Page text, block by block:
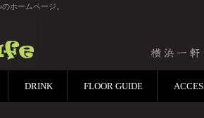
ホームページ。
DRINK FLOOR GUIDE